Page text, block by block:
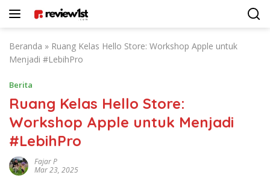
Beranda » Ruang Kelas Hello Store: Workshop Apple untuk
Menjadi #LebihPro
Berita
Ruang Kelas Hello Store:
Workshop Apple untuk Menjadi
#LebihPro
Fajar P
Mar 23, 2025